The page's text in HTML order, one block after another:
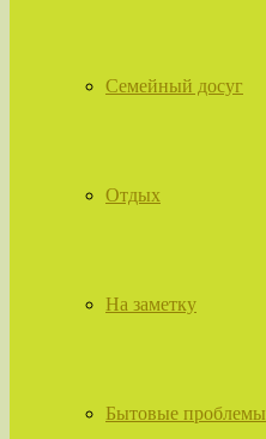
Семейный досуг
Отдых
На заметку
Бытовые проблемы